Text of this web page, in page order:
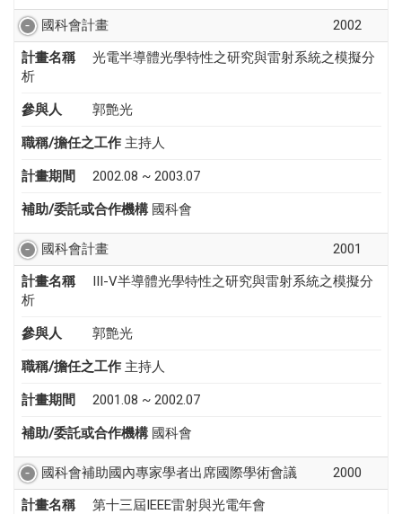
國科會計畫
2002
計畫名稱
光電半導體光學特性之研究與雷射系統之模擬分
析
參與人 郭艶光
職稱/擔任之工作 主持人
計畫期間 2002.08 ~ 2003.07
補助/委託或合作機構 國科會
國科會計畫
2001
計畫名稱
III-V半導體光學特性之研究與雷射系統之模擬分
析
參與人 郭艶光
職稱/擔任之工作 主持人
計畫期間 2001.08 ~ 2002.07
補助/委託或合作機構 國科會
國科會補助國內專家學者出席國際學術會議
2000
計畫名稱
第十三屆IEEE雷射與光電年會